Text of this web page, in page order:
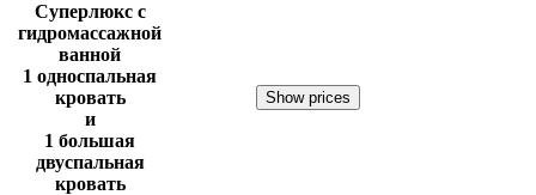
Суперлюкс с
гидромассажной
ванной
1 односпальная
кровать
и
1 большая
двуспальная
кровать
Show prices